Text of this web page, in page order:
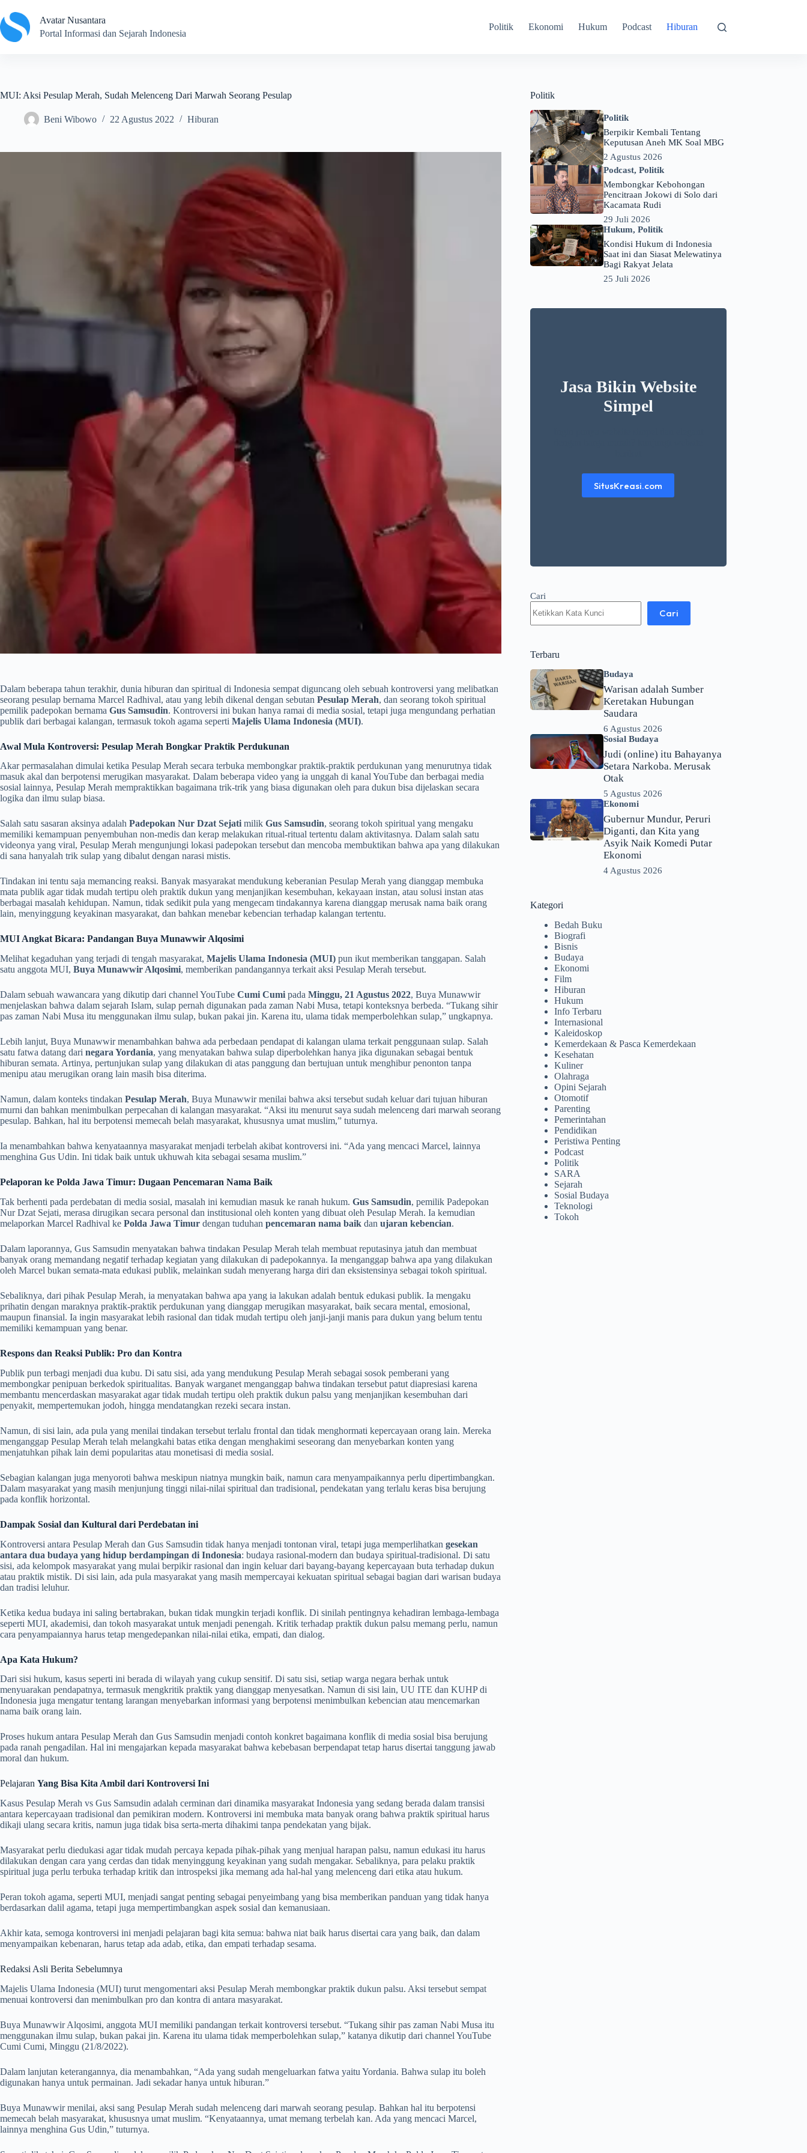
to
content
Avatar Nusantara
Portal Informasi dan Sejarah Indonesia
Politik Ekonomi Hukum Podcast Hiburan
MUI: Aksi Pesulap Merah, Sudah Melenceng Dari Marwah Seorang Pesulap
Beni Wibowo 22 Agustus 2022 Hiburan
Dalam beberapa tahun terakhir, dunia hiburan dan spiritual di Indonesia sempat diguncang oleh sebuah kontroversi yang melibatkan
seorang pesulap bernama Marcel Radhival, atau yang lebih dikenal dengan sebutan Pesulap Merah, dan seorang tokoh spiritual
pemilik padepokan bernama Gus Samsudin. Kontroversi ini bukan hanya ramai di media sosial, tetapi juga mengundang perhatian
publik dari berbagai kalangan, termasuk tokoh agama seperti Majelis Ulama Indonesia (MUI).
Awal Mula Kontroversi: Pesulap Merah Bongkar Praktik Perdukunan
Akar permasalahan dimulai ketika Pesulap Merah secara terbuka membongkar praktik-praktik perdukunan yang menurutnya tidak
masuk akal dan berpotensi merugikan masyarakat. Dalam beberapa video yang ia unggah di kanal YouTube dan berbagai media
sosial lainnya, Pesulap Merah mempraktikkan bagaimana trik-trik yang biasa digunakan oleh para dukun bisa dijelaskan secara
logika dan ilmu sulap biasa.
Salah satu sasaran aksinya adalah Padepokan Nur Dzat Sejati milik Gus Samsudin, seorang tokoh spiritual yang mengaku
memiliki kemampuan penyembuhan non-medis dan kerap melakukan ritual-ritual tertentu dalam aktivitasnya. Dalam salah satu
videonya yang viral, Pesulap Merah mengunjungi lokasi padepokan tersebut dan mencoba membuktikan bahwa apa yang dilakukan
di sana hanyalah trik sulap yang dibalut dengan narasi mistis.
Tindakan ini tentu saja memancing reaksi. Banyak masyarakat mendukung keberanian Pesulap Merah yang dianggap membuka
mata publik agar tidak mudah tertipu oleh praktik dukun yang menjanjikan kesembuhan, kekayaan instan, atau solusi instan atas
berbagai masalah kehidupan. Namun, tidak sedikit pula yang mengecam tindakannya karena dianggap merusak nama baik orang
lain, menyinggung keyakinan masyarakat, dan bahkan menebar kebencian terhadap kalangan tertentu.
MUI Angkat Bicara: Pandangan Buya Munawwir Alqosimi
Melihat kegaduhan yang terjadi di tengah masyarakat, Majelis Ulama Indonesia (MUI) pun ikut memberikan tanggapan. Salah
satu anggota MUI, Buya Munawwir Alqosimi, memberikan pandangannya terkait aksi Pesulap Merah tersebut.
Dalam sebuah wawancara yang dikutip dari channel YouTube Cumi Cumi pada Minggu, 21 Agustus 2022, Buya Munawwir
menjelaskan bahwa dalam sejarah Islam, sulap pernah digunakan pada zaman Nabi Musa, tetapi konteksnya berbeda. “Tukang sihir
pas zaman Nabi Musa itu menggunakan ilmu sulap, bukan pakai jin. Karena itu, ulama tidak memperbolehkan sulap,” ungkapnya.
Lebih lanjut, Buya Munawwir menambahkan bahwa ada perbedaan pendapat di kalangan ulama terkait penggunaan sulap. Salah
satu fatwa datang dari negara Yordania, yang menyatakan bahwa sulap diperbolehkan hanya jika digunakan sebagai bentuk
hiburan semata. Artinya, pertunjukan sulap yang dilakukan di atas panggung dan bertujuan untuk menghibur penonton tanpa
menipu atau merugikan orang lain masih bisa diterima.
Namun, dalam konteks tindakan Pesulap Merah, Buya Munawwir menilai bahwa aksi tersebut sudah keluar dari tujuan hiburan
murni dan bahkan menimbulkan perpecahan di kalangan masyarakat. “Aksi itu menurut saya sudah melenceng dari marwah seorang
pesulap. Bahkan, hal itu berpotensi memecah belah masyarakat, khususnya umat muslim,” tuturnya.
Ia menambahkan bahwa kenyataannya masyarakat menjadi terbelah akibat kontroversi ini. “Ada yang mencaci Marcel, lainnya
menghina Gus Udin. Ini tidak baik untuk ukhuwah kita sebagai sesama muslim.”
Pelaporan ke Polda Jawa Timur: Dugaan Pencemaran Nama Baik
Tak berhenti pada perdebatan di media sosial, masalah ini kemudian masuk ke ranah hukum. Gus Samsudin, pemilik Padepokan
Nur Dzat Sejati, merasa dirugikan secara personal dan institusional oleh konten yang dibuat oleh Pesulap Merah. Ia kemudian
melaporkan Marcel Radhival ke Polda Jawa Timur dengan tuduhan pencemaran nama baik dan ujaran kebencian.
Dalam laporannya, Gus Samsudin menyatakan bahwa tindakan Pesulap Merah telah membuat reputasinya jatuh dan membuat
banyak orang memandang negatif terhadap kegiatan yang dilakukan di padepokannya. Ia menganggap bahwa apa yang dilakukan
oleh Marcel bukan semata-mata edukasi publik, melainkan sudah menyerang harga diri dan eksistensinya sebagai tokoh spiritual.
Sebaliknya, dari pihak Pesulap Merah, ia menyatakan bahwa apa yang ia lakukan adalah bentuk edukasi publik. Ia mengaku
prihatin dengan maraknya praktik-praktik perdukunan yang dianggap merugikan masyarakat, baik secara mental, emosional,
maupun finansial. Ia ingin masyarakat lebih rasional dan tidak mudah tertipu oleh janji-janji manis para dukun yang belum tentu
memiliki kemampuan yang benar.
Respons dan Reaksi Publik: Pro dan Kontra
Publik pun terbagi menjadi dua kubu. Di satu sisi, ada yang mendukung Pesulap Merah sebagai sosok pemberani yang
membongkar penipuan berkedok spiritualitas. Banyak warganet menganggap bahwa tindakan tersebut patut diapresiasi karena
membantu mencerdaskan masyarakat agar tidak mudah tertipu oleh praktik dukun palsu yang menjanjikan kesembuhan dari
penyakit, mempertemukan jodoh, hingga mendatangkan rezeki secara instan.
Namun, di sisi lain, ada pula yang menilai tindakan tersebut terlalu frontal dan tidak menghormati kepercayaan orang lain. Mereka
menganggap Pesulap Merah telah melangkahi batas etika dengan menghakimi seseorang dan menyebarkan konten yang
menjatuhkan pihak lain demi popularitas atau monetisasi di media sosial.
Sebagian kalangan juga menyoroti bahwa meskipun niatnya mungkin baik, namun cara menyampaikannya perlu dipertimbangkan.
Dalam masyarakat yang masih menjunjung tinggi nilai-nilai spiritual dan tradisional, pendekatan yang terlalu keras bisa berujung
pada konflik horizontal.
Dampak Sosial dan Kultural dari Perdebatan ini
Kontroversi antara Pesulap Merah dan Gus Samsudin tidak hanya menjadi tontonan viral, tetapi juga memperlihatkan gesekan
antara dua budaya yang hidup berdampingan di Indonesia: budaya rasional-modern dan budaya spiritual-tradisional. Di satu
sisi, ada kelompok masyarakat yang mulai berpikir rasional dan ingin keluar dari bayang-bayang kepercayaan buta terhadap dukun
atau praktik mistik. Di sisi lain, ada pula masyarakat yang masih mempercayai kekuatan spiritual sebagai bagian dari warisan budaya
dan tradisi leluhur.
Ketika kedua budaya ini saling bertabrakan, bukan tidak mungkin terjadi konflik. Di sinilah pentingnya kehadiran lembaga-lembaga
seperti MUI, akademisi, dan tokoh masyarakat untuk menjadi penengah. Kritik terhadap praktik dukun palsu memang perlu, namun
cara penyampaiannya harus tetap mengedepankan nilai-nilai etika, empati, dan dialog.
Apa Kata Hukum?
Dari sisi hukum, kasus seperti ini berada di wilayah yang cukup sensitif. Di satu sisi, setiap warga negara berhak untuk
menyuarakan pendapatnya, termasuk mengkritik praktik yang dianggap menyesatkan. Namun di sisi lain, UU ITE dan KUHP di
Indonesia juga mengatur tentang larangan menyebarkan informasi yang berpotensi menimbulkan kebencian atau mencemarkan
nama baik orang lain.
Proses hukum antara Pesulap Merah dan Gus Samsudin menjadi contoh konkret bagaimana konflik di media sosial bisa berujung
pada ranah pengadilan. Hal ini mengajarkan kepada masyarakat bahwa kebebasan berpendapat tetap harus disertai tanggung jawab
moral dan hukum.
Pelajaran Yang Bisa Kita Ambil dari Kontroversi Ini
Kasus Pesulap Merah vs Gus Samsudin adalah cerminan dari dinamika masyarakat Indonesia yang sedang berada dalam transisi
antara kepercayaan tradisional dan pemikiran modern. Kontroversi ini membuka mata banyak orang bahwa praktik spiritual harus
dikaji ulang secara kritis, namun juga tidak bisa serta-merta dihakimi tanpa pendekatan yang bijak.
Masyarakat perlu diedukasi agar tidak mudah percaya kepada pihak-pihak yang menjual harapan palsu, namun edukasi itu harus
dilakukan dengan cara yang cerdas dan tidak menyinggung keyakinan yang sudah mengakar. Sebaliknya, para pelaku praktik
spiritual juga perlu terbuka terhadap kritik dan introspeksi jika memang ada hal-hal yang melenceng dari etika atau hukum.
Peran tokoh agama, seperti MUI, menjadi sangat penting sebagai penyeimbang yang bisa memberikan panduan yang tidak hanya
berdasarkan dalil agama, tetapi juga mempertimbangkan aspek sosial dan kemanusiaan.
Akhir kata, semoga kontroversi ini menjadi pelajaran bagi kita semua: bahwa niat baik harus disertai cara yang baik, dan dalam
menyampaikan kebenaran, harus tetap ada adab, etika, dan empati terhadap sesama.
Redaksi Asli Berita Sebelumnya
Majelis Ulama Indonesia (MUI) turut mengomentari aksi Pesulap Merah membongkar praktik dukun palsu. Aksi tersebut sempat
menuai kontroversi dan menimbulkan pro dan kontra di antara masyarakat.
Buya Munawwir Alqosimi, anggota MUI memiliki pandangan terkait kontroversi tersebut. “Tukang sihir pas zaman Nabi Musa itu
menggunakan ilmu sulap, bukan pakai jin. Karena itu ulama tidak memperbolehkan sulap,” katanya dikutip dari channel YouTube
Cumi Cumi, Minggu (21/8/2022).
Dalam lanjutan keterangannya, dia menambahkan, “Ada yang sudah mengeluarkan fatwa yaitu Yordania. Bahwa sulap itu boleh
digunakan hanya untuk permainan. Jadi sekadar hanya untuk hiburan.”
Buya Munawwir menilai, aksi sang Pesulap Merah sudah melenceng dari marwah seorang pesulap. Bahkan hal itu berpotensi
memecah belah masyarakat, khususnya umat muslim. “Kenyataannya, umat memang terbelah kan. Ada yang mencaci Marcel,
lainnya menghina Gus Udin,” tuturnya.
Politik
Politik
Berpikir Kembali Tentang
Keputusan Aneh MK Soal MBG
2 Agustus 2026
Podcast,Politik
Membongkar Kebohongan
Pencitraan Jokowi di Solo dari
Kacamata Rudi
29 Juli 2026
Hukum,Politik
Kondisi Hukum di Indonesia
Saat ini dan Siasat Melewatinya
Bagi Rakyat Jelata
25 Juli 2026
Jasa Bikin Website
Simpel
SitusKreasi.com
Cari
Cari
Terbaru
Budaya
Warisan adalah Sumber
Keretakan Hubungan
Saudara
6 Agustus 2026
Sosial Budaya
Judi (online) itu Bahayanya
Setara Narkoba. Merusak
Otak
5 Agustus 2026
Ekonomi
Gubernur Mundur, Peruri
Diganti, dan Kita yang
Asyik Naik Komedi Putar
Ekonomi
4 Agustus 2026
Kategori
Bedah Buku
Biografi
Bisnis
Budaya
Ekonomi
Film
Hiburan
Hukum
Info Terbaru
Internasional
Kaleidoskop
Kemerdekaan & Pasca Kemerdekaan
Kesehatan
Kuliner
Olahraga
Opini Sejarah
Otomotif
Parenting
Pemerintahan
Pendidikan
Peristiwa Penting
Podcast
Politik
SARA
Sejarah
Sosial Budaya
Teknologi
Tokoh